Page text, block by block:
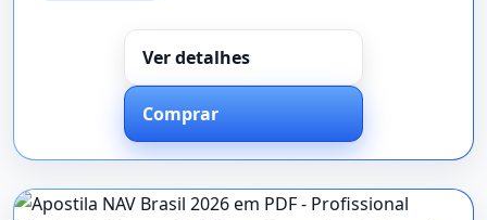
Ver detalhes
Comprar